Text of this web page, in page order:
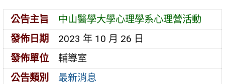
公告主旨
中山醫學大學心理學系心理營活動
發佈日期
2023 年 10 月 26 日
發佈單位
輔導室
公告類別
最新消息